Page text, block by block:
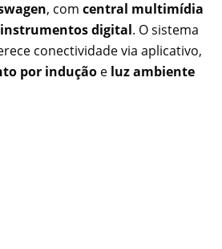
, com central multimídia
digital. O sistema
conectividade via aplicativo,
por indução e luz ambiente